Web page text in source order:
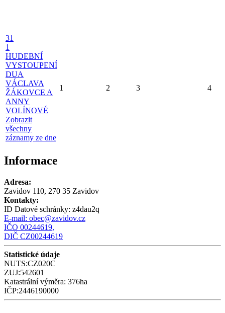
31
1
HUDEBNÍ
VYSTOUPENÍ
DUA
VÁCLAVA
ŽÁKOVCE A
ANNY
VOLÍNOVÉ
Zobrazit
všechny
záznamy ze dne
1 2 3 4
Informace
Adresa:
Zavidov 110, 270 35 Zavidov
Kontakty:
ID Datové schránky: z4dau2q
E-mail: obec@zavidov.cz
IČO 00244619,
DIČ CZ00244619
Statistické údaje
NUTS:CZ020C
ZUJ:542601
Katastrální výměra: 376ha
IČP:2446190000